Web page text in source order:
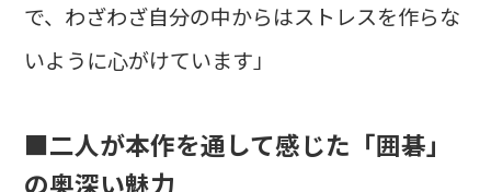
で、わざわざ自分の中からはストレスを作らな
いように心がけています」
■二人が本作を通して感じた「囲碁」
の奥深い魅力